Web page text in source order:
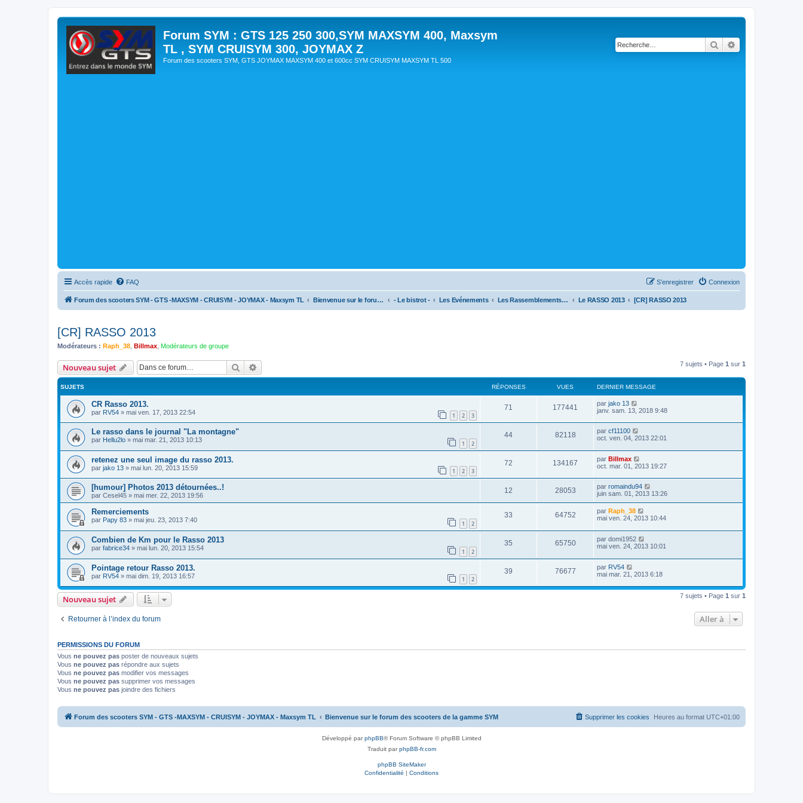
Forum SYM : GTS 125 250 300,SYM MAXSYM 400, Maxsym
TL , SYM CRUISYM 300, JOYMAX Z
Forum des scooters SYM, GTS JOYMAX MAXSYM 400 et 600cc SYM CRUISYM MAXSYM TL 500
Rechercher
Accès rapide FAQ Connexion
S’enregistrer
Forum des scooters SYM - GTS -MAXSYM - CRUISYM - JOYMAX - Maxsym TL Bienvenue sur le forum des scooters de la gamme SYM - Le bistrot - Les Evénements Les Rassemblements [archives] Le RASSO 2013 [CR] RASSO 2013
[CR] RASSO 2013
Modérateurs : Raph_38 Billmax Modérateurs de groupe
Nouveau sujet Rechercher 7 sujets • Page 1 sur 1
SUJETS RÉPONSES VUES DERNIER MESSAGE
CR Rasso 2013.
par RV54 » mai ven. 17, 2013 22:54 1 2 3
71 177441 par jako 13
janv. sam. 13, 2018 9:48
Le rasso dans le journal "La montagne"
par Hellu2lo » mai mar. 21, 2013 10:13 1 2
44 82118 par cf11100
oct. ven. 04, 2013 22:01
retenez une seul image du rasso 2013.
par jako 13 » mai lun. 20, 2013 15:59 1 2 3
72 134167 par Billmax
oct. mar. 01, 2013 19:27
[humour] Photos 2013 détournées..!
par Cesel45 » mai mer. 22, 2013 19:56
12 28053 par romaindu94
juin sam. 01, 2013 13:26
Remerciements
par Papy 83 » mai jeu. 23, 2013 7:40 1 2
33 64752 par Raph_38
mai ven. 24, 2013 10:44
Combien de Km pour le Rasso 2013
par fabrice34 » mai lun. 20, 2013 15:54 1 2
35 65750 par domi1952
mai ven. 24, 2013 10:01
Pointage retour Rasso 2013.
par RV54 » mai dim. 19, 2013 16:57 1 2
39 76677 par RV54
mai mar. 21, 2013 6:18
Nouveau sujet 7 sujets • Page 1 sur 1
Retourner à l’index du forum Aller à
PERMISSIONS DU FORUM
Vous ne pouvez pas poster de nouveaux sujets
Vous ne pouvez pas répondre aux sujets
Vous ne pouvez pas modifier vos messages
Vous ne pouvez pas supprimer vos messages
Vous ne pouvez pas joindre des fichiers
Forum des scooters SYM - GTS -MAXSYM - CRUISYM - JOYMAX - Maxsym TL Bienvenue sur le forum des scooters de la gamme SYM Heures au format UTC+01:00
Supprimer les cookies
Développé parphpBB® Forum Software © phpBB Limited
Traduit parphpBB-fr.com
phpBB SiteMaker
Confidentialité | Conditions